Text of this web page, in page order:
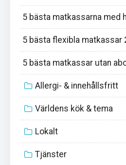
5 bästa matkassarna med
5 bästa flexibla matkassar
5 bästa matkassar utan
Allergi- & innehållsfritt
Världens kök & tema
Lokalt
Tjänster